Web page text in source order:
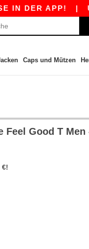
APP!|
Caps und Mützen
Feel Good T Men
€!